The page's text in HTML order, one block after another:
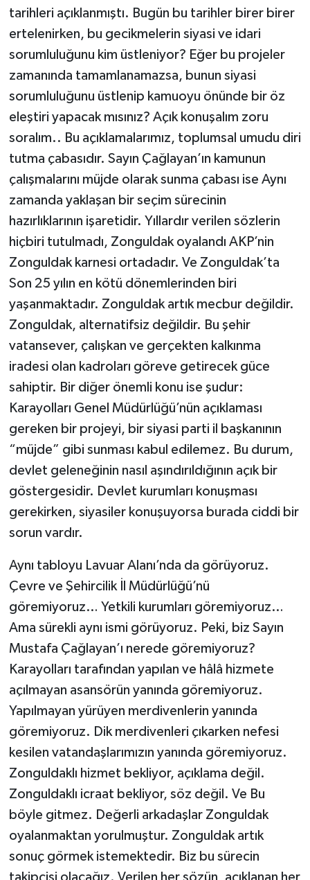
tarihleri açıklanmıştı. Bugün bu tarihler birer birer
ertelenirken, bu gecikmelerin siyasi ve idari
sorumluluğunu kim üstleniyor? Eğer bu projeler
zamanında tamamlanamazsa, bunun siyasi
sorumluluğunu üstlenip kamuoyu önünde bir öz
eleştiri yapacak mısınız? Açık konuşalım zoru
soralım.. Bu açıklamalarımız, toplumsal umudu diri
tutma çabasıdır. Sayın Çağlayan’ın kamunun
çalışmalarını müjde olarak sunma çabası ise Aynı
zamanda yaklaşan bir seçim sürecinin
hazırlıklarının işaretidir. Yıllardır verilen sözlerin
hiçbiri tutulmadı, Zonguldak oyalandı AKP’nin
Zonguldak karnesi ortadadır. Ve Zonguldak’ta
Son 25 yılın en kötü dönemlerinden biri
yaşanmaktadır. Zonguldak artık mecbur değildir.
Zonguldak, alternatifsiz değildir. Bu şehir
vatansever, çalışkan ve gerçekten kalkınma
iradesi olan kadroları göreve getirecek güce
sahiptir. Bir diğer önemli konu ise şudur:
Karayolları Genel Müdürlüğü’nün açıklaması
gereken bir projeyi, bir siyasi parti il başkanının
“müjde” gibi sunması kabul edilemez. Bu durum,
devlet geleneğinin nasıl aşındırıldığının açık bir
göstergesidir. Devlet kurumları konuşması
gerekirken, siyasiler konuşuyorsa burada ciddi bir
sorun vardır.
Aynı tabloyu Lavuar Alanı’nda da görüyoruz.
Çevre ve Şehircilik İl Müdürlüğü’nü
göremiyoruz… Yetkili kurumları göremiyoruz…
Ama sürekli aynı ismi görüyoruz. Peki, biz Sayın
Mustafa Çağlayan’ı nerede göremiyoruz?
Karayolları tarafından yapılan ve hâlâ hizmete
açılmayan asansörün yanında göremiyoruz.
Yapılmayan yürüyen merdivenlerin yanında
göremiyoruz. Dik merdivenleri çıkarken nefesi
kesilen vatandaşlarımızın yanında göremiyoruz.
Zonguldaklı hizmet bekliyor, açıklama değil.
Zonguldaklı icraat bekliyor, söz değil. Ve Bu
böyle gitmez. Değerli arkadaşlar Zonguldak
oyalanmaktan yorulmuştur. Zonguldak artık
sonuç görmek istemektedir. Biz bu sürecin
takipçisi olacağız. Verilen her sözün, açıklanan her